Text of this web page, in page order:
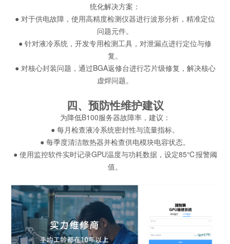
统化解决方案：
● 对于供电故障，使用高精度检测仪器进行波形分析，精准定位
问题元件。
● 针对液冷系统，开发专用检测工具，对泄漏点进行定位与修
复。
● 对核心封装问题，通过BGA返修台进行芯片级修复，解决核心
虚焊问题。
四、预防性维护建议
为降低B100服务器故障率，建议：
● 每月检查液冷系统密封性与流量指标。
● 每季度清洁散热器并检查供电模块电容状态。
● 使用监控软件实时记录GPU温度与功耗数据，设定85℃报警阈
值。